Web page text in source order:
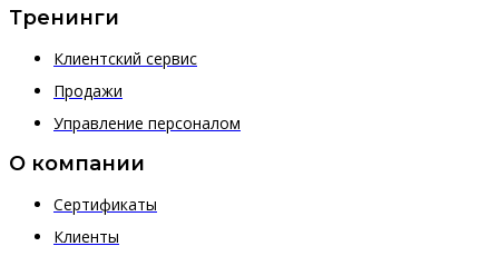
Тренинги
Клиентский сервис
Продажи
Управление персоналом
О компании
Сертификаты
Клиенты